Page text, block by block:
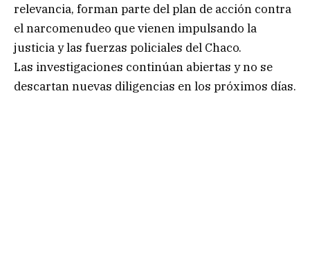
relevancia, forman parte del plan de acción contra
el narcomenudeo que vienen impulsando la
justicia y las fuerzas policiales del Chaco.
Las investigaciones continúan abiertas y no se
descartan nuevas diligencias en los próximos días.